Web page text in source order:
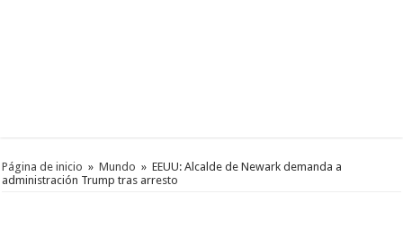
Página de inicio » Mundo » EEUU: Alcalde de Newark demanda a
administración Trump tras arresto